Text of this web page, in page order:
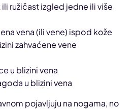
ružičast izgled jedne ili više
vena (ili vene) ispod kože
zahvaćene vene
u blizini vena
u blizini vena
pojavljuju na nogama, no